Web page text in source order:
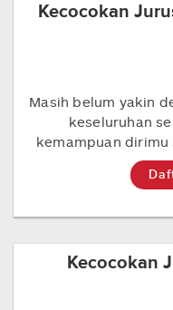
Kecocokan
Masih belum yakin
keseluruhan
kemampuan dirimu
Kecocokan